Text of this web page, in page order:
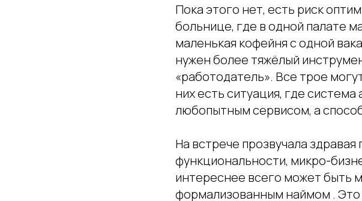
Пока этого нет, есть риск
больнице, где в одной палате
маленькая кофейня с одной
нужен более тяжёлый
«работодатель». Все трое
них есть ситуация, где
любопытным сервисом, а
На встрече прозвучала
функциональности, микро-
интереснее всего может быть
формализованным наймом .